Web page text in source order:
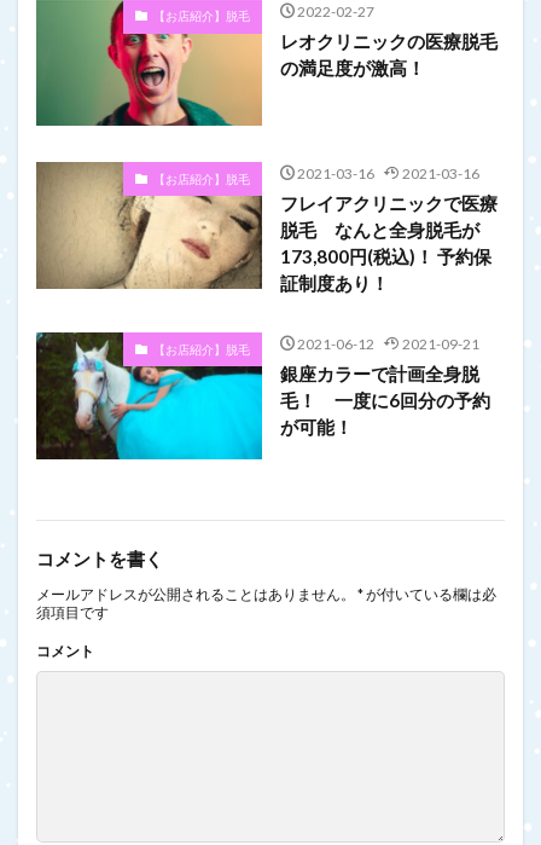
【お店紹介】脱毛 2022-02-27
レオクリニックの医療脱毛
の満足度が激高！
【お店紹介】脱毛 2021-03-16 2021-03-16
フレイアクリニックで医療
脱毛 なんと全身脱毛が
173,800円(税込)！ 予約保
証制度あり！
【お店紹介】脱毛 2021-06-12 2021-09-21
銀座カラーで計画全身脱
毛！ 一度に6回分の予約
が可能！
コメントを書く
メールアドレスが公開されることはありません。 *が付いている欄は必
須項目です
コメント